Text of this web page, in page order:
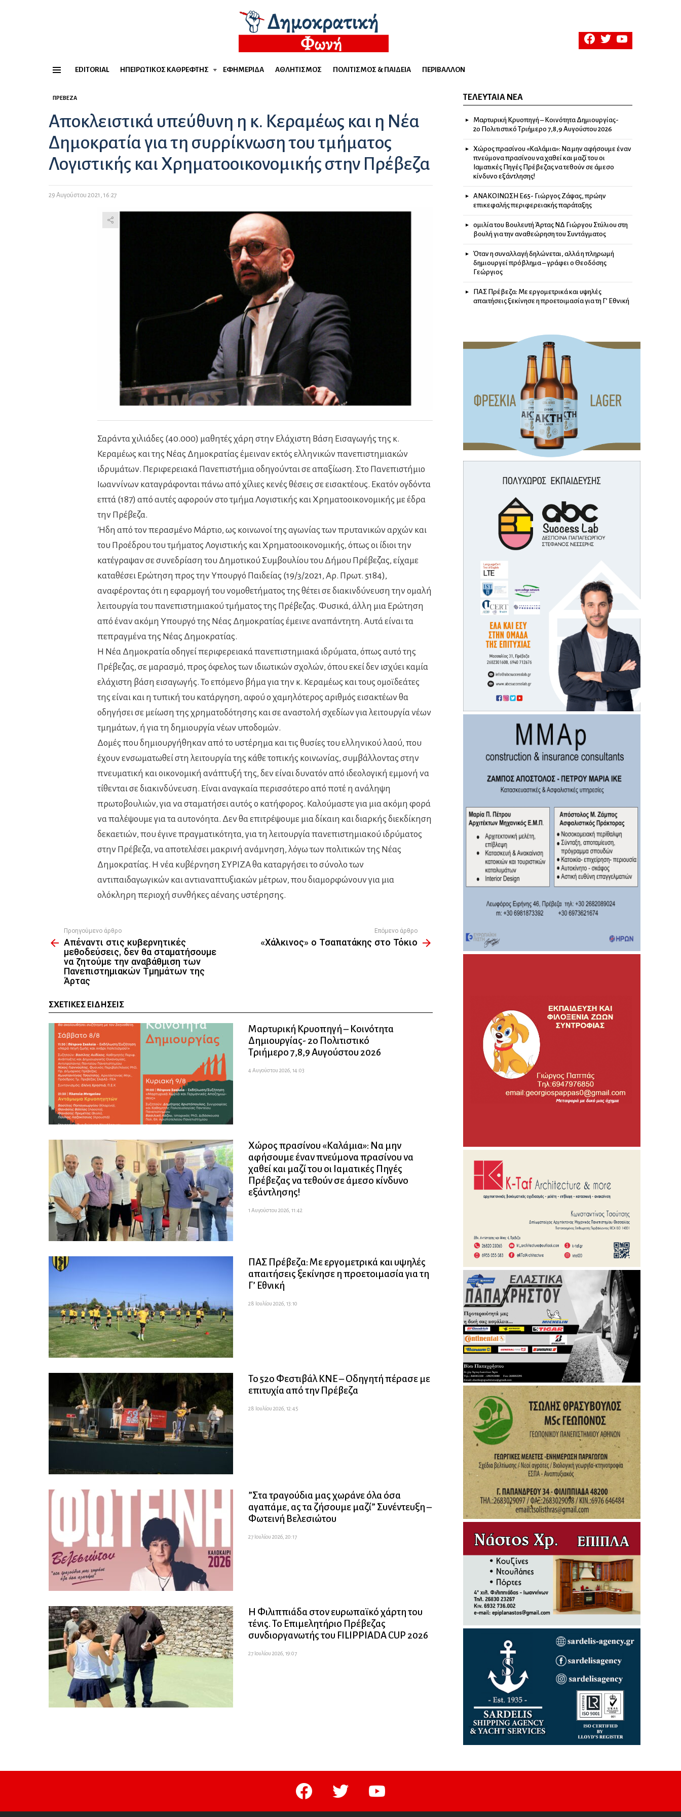
facebooktwitteryoutube
EDITORIAL ΗΠΕΙΡΏΤΙΚΟΣ ΚΑΘΡΈΦΤΗΣ ΕΦΗΜΕΡΊΔΑ ΑΘΛΗΤΙΣΜΌΣ ΠΟΛΙΤΙΣΜΌΣ & ΠΑΙΔΕΊΑ ΠΕΡΙΒΆΛΛΟΝ
ΠΡΈΒΕΖΑ
Αποκλειστικά υπεύθυνη η κ. Κεραμέως και η Νέα
Δημοκρατία για τη συρρίκνωση του τμήματος
Λογιστικής και Χρηματοοικονομικής στην Πρέβεζα
29 Αυγούστου 2021, 16:27
Σαράντα χιλιάδες (40.000) μαθητές χάρη στην Ελάχιστη Βάση Εισαγωγής της κ.
Κεραμέως και της Νέας Δημοκρατίας έμειναν εκτός ελληνικών πανεπιστημιακών
ιδρυμάτων. Περιφερειακά Πανεπιστήμια οδηγούνται σε απαξίωση. Στο Πανεπιστήμιο
Ιωαννίνων καταγράφονται πάνω από χίλιες κενές θέσεις σε εισακτέους. Εκατόν ογδόντα
επτά (187) από αυτές αφορούν στο τμήμα Λογιστικής και Χρηματοοικονομικής με έδρα
την Πρέβεζα.
Ήδη από τον περασμένο Μάρτιο, ως κοινωνοί της αγωνίας των πρυτανικών αρχών και
του Προέδρου του τμήματος Λογιστικής και Χρηματοοικονομικής, όπως οι ίδιοι την
κατέγραψαν σε συνεδρίαση του Δημοτικού Συμβουλίου του Δήμου Πρέβεζας, είχαμε
καταθέσει Ερώτηση προς την Υπουργό Παιδείας (19/3/2021, Αρ. Πρωτ. 5184),
αναφέροντας ότι η εφαρμογή του νομοθετήματος της θέτει σε διακινδύνευση την ομαλή
λειτουργία του πανεπιστημιακού τμήματος της Πρέβεζας. Φυσικά, άλλη μια Ερώτηση
από έναν ακόμη Υπουργό της Νέας Δημοκρατίας έμεινε αναπάντητη. Αυτά είναι τα
πεπραγμένα της Νέας Δημοκρατίας.
Η Νέα Δημοκρατία οδηγεί περιφερειακά πανεπιστημιακά ιδρύματα, όπως αυτό της
Πρέβεζας, σε μαρασμό, προς όφελος των ιδιωτικών σχολών, όπου εκεί δεν ισχύει καμία
ελάχιστη βάση εισαγωγής. Το επόμενο βήμα για την κ. Κεραμέως και τους ομοϊδεάτες
της είναι και η τυπική του κατάργηση, αφού ο χαμηλότερος αριθμός εισακτέων θα
οδηγήσει σε μείωση της χρηματοδότησης και σε αναστολή σχεδίων για λειτουργία νέων
τμημάτων, ή για τη δημιουργία νέων υποδομών.
Δομές που δημιουργήθηκαν από το υστέρημα και τις θυσίες του ελληνικού λαού, που
έχουν ενσωματωθεί στη λειτουργία της κάθε τοπικής κοινωνίας, συμβάλλοντας στην
πνευματική και οικονομική ανάπτυξή της, δεν είναι δυνατόν από ιδεολογική εμμονή να
τίθενται σε διακινδύνευση. Είναι αναγκαία περισσότερο από ποτέ η ανάληψη
πρωτοβουλιών, για να σταματήσει αυτός ο κατήφορος. Καλούμαστε για μια ακόμη φορά
να παλέψουμε για τα αυτονόητα. Δεν θα επιτρέψουμε μια δίκαιη και διαρκής διεκδίκηση
δεκαετιών, που έγινε πραγματικότητα, για τη λειτουργία πανεπιστημιακού ιδρύματος
στην Πρέβεζα, να αποτελέσει μακρινή ανάμνηση, λόγω των πολιτικών της Νέας
Δημοκρατίας. Η νέα κυβέρνηση ΣΥΡΙΖΑ θα καταργήσει το σύνολο των
αντιπαιδαγωγικών και αντιαναπτυξιακών μέτρων, που διαμορφώνουν για μια
ολόκληρη περιοχή συνθήκες αέναης υστέρησης.
more
Προηγούμενο άρθρο
Απέναντι στις κυβερνητικές
μεθοδεύσεις, δεν θα σταματήσουμε
να ζητούμε την αναβάθμιση των
Πανεπιστημιακών Τμημάτων της
Άρτας
Επόμενο άρθρο
«Χάλκινος» ο Τσαπατάκης στο Τόκιο
ΣΧΕΤΙΚΈΣ ΕΙΔΉΣΕΙΣ
Μαρτυρική Κρυοπηγή – Κοινότητα
Δημιουργίας- 2ο Πολιτιστικό
Τριήμερο 7,8,9 Αυγούστου 2026
4 Αυγούστου 2026, 14:03
Χώρος πρασίνου «Καλάμια»: Να μην
αφήσουμε έναν πνεύμονα πρασίνου να
χαθεί και μαζί του οι Ιαματικές Πηγές
Πρέβεζας να τεθούν σε άμεσο κίνδυνο
εξάντλησης!
1 Αυγούστου 2026, 11:42
ΠΑΣ Πρέβεζα: Με εργομετρικά και υψηλές
απαιτήσεις ξεκίνησε η προετοιμασία για τη
Γ’ Εθνική
28 Ιουλίου 2026, 13:10
Το 52ο Φεστιβάλ ΚΝΕ – Οδηγητή πέρασε με
επιτυχία από την Πρέβεζα
28 Ιουλίου 2026, 12:45
”Στα τραγούδια μας χωράνε όλα όσα
αγαπάμε, ας τα ζήσουμε μαζί” Συνέντευξη –
Φωτεινή Βελεσιώτου
27 Ιουλίου 2026, 20:17
Η Φιλιππιάδα στον ευρωπαϊκό χάρτη του
τένις. Το Επιμελητήριο Πρέβεζας
συνδιοργανωτής του FILIPPIADA CUP 2026
27 Ιουλίου 2026, 19:07
ΤΕΛΕΥΤΑΊΑ ΝΈΑ
Μαρτυρική Κρυοπηγή – Κοινότητα Δημιουργίας-
2ο Πολιτιστικό Τριήμερο 7,8,9 Αυγούστου 2026
Χώρος πρασίνου «Καλάμια»: Να μην αφήσουμε έναν
πνεύμονα πρασίνου να χαθεί και μαζί του οι
Ιαματικές Πηγές Πρέβεζας να τεθούν σε άμεσο
κίνδυνο εξάντλησης!
ΑΝΑΚΟΙΝΩΣΗ Ε65- Γιώργος Ζάψας, πρώην
επικεφαλής περιφερειακής παράταξης
ομιλία του Βουλευτή Άρτας ΝΔ Γιώργου Στύλιου στη
βουλή για την αναθεώρηση του Συντάγματος
Όταν η συναλλαγή δηλώνεται, αλλά η πληρωμή
δημιουργεί πρόβλημα – γράφει ο Θεοδόσης
Γεώργιος
ΠΑΣ Πρέβεζα: Με εργομετρικά και υψηλές
απαιτήσεις ξεκίνησε η προετοιμασία για τη Γ’ Εθνική
facebook twitter youtube